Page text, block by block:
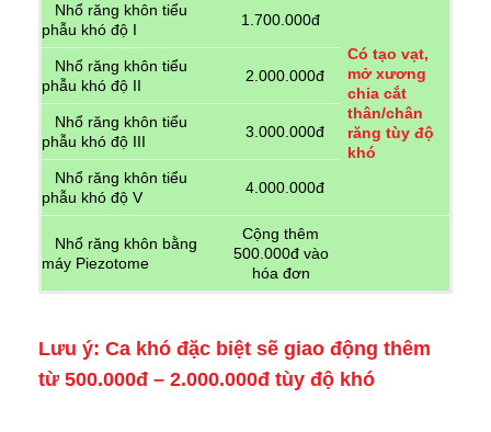
Nhổ răng khôn tiểu
phẫu khó độ I
1.700.000đ
Có tạo vạt,
mở xương
chia cắt
thân/chân
răng tùy độ
khó
Nhổ răng khôn tiểu
phẫu khó độ II
2.000.000đ
Nhổ răng khôn tiểu
phẫu khó độ III
3.000.000đ
Nhổ răng khôn tiểu
phẫu khó độ V
4.000.000đ
Nhổ răng khôn bằng
máy Piezotome
Cộng thêm
500.000đ vào
hóa đơn
Lưu ý: Ca khó đặc biệt sẽ giao động thêm
từ 500.000đ – 2.000.000đ tùy độ khó